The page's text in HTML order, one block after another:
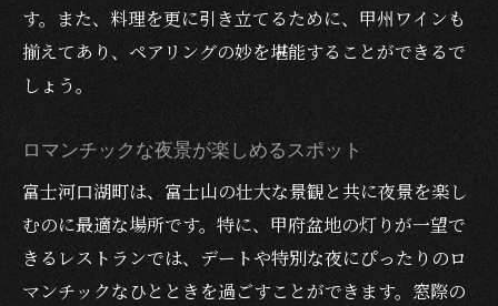
す。また、料理を更に引き立てるために、甲州ワインも
揃えてあり、ペアリングの妙を堪能することができるで
しょう。
ロマンチックな夜景が楽しめるスポット
富士河口湖町は、富士山の壮大な景観と共に夜景を楽し
むのに最適な場所です。特に、甲府盆地の灯りが一望で
きるレストランでは、デートや特別な夜にぴったりのロ
マンチックなひとときを過ごすことができます。窓際の